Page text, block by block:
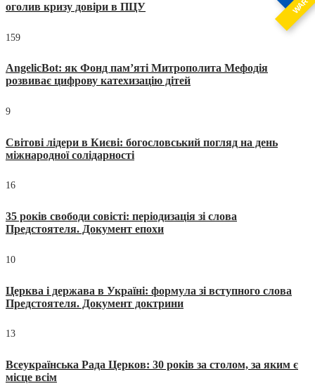
WAR
оголив кризу довіри в ПЦУ
159
AngelicBot: як Фонд пам’яті Митрополита Мефодія
розвиває цифрову катехизацію дітей
9
Світові лідери в Києві: богословський погляд на день
міжнародної солідарності
16
35 років свободи совісті: періодизація зі слова
Предстоятеля. Документ епохи
10
Церква і держава в Україні: формула зі вступного слова
Предстоятеля. Документ доктрини
13
Всеукраїнська Рада Церков: 30 років за столом, за яким є
місце всім